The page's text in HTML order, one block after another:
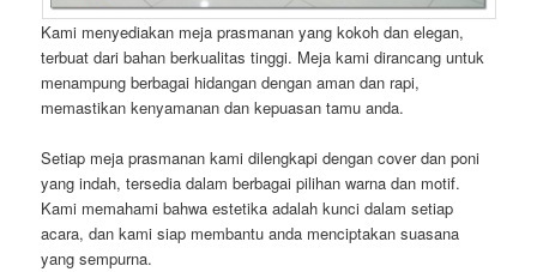
Kami menyediakan meja prasmanan yang kokoh dan elegan,
terbuat dari bahan berkualitas tinggi. Meja kami dirancang untuk
menampung berbagai hidangan dengan aman dan rapi,
memastikan kenyamanan dan kepuasan tamu anda.
Setiap meja prasmanan kami dilengkapi dengan cover dan poni
yang indah, tersedia dalam berbagai pilihan warna dan motif.
Kami memahami bahwa estetika adalah kunci dalam setiap
acara, dan kami siap membantu anda menciptakan suasana
yang sempurna.